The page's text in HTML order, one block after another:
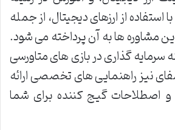
از ارزهای دیجیتال، از جمله
مشاوره ها به آن پرداخته می شود.
سرمایه گذاری در بازی های متاورسی
نیز راهنمایی های تخصصی ارائه
اصطلاحات گیج کننده برای شما